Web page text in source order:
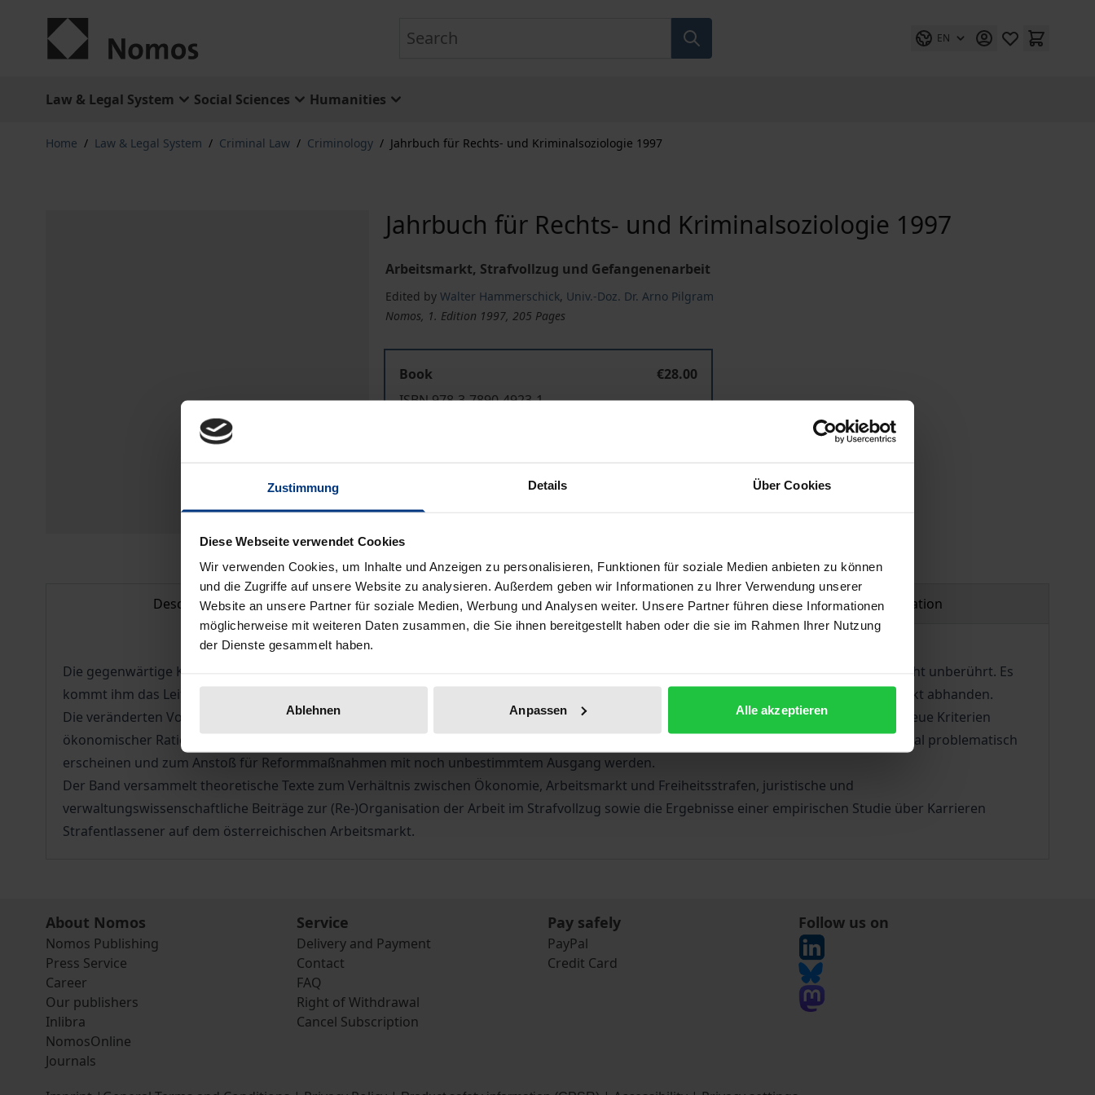
Zustimmung Details Über Cookies
Diese Webseite verwendet Cookies
Wir verwenden Cookies, um Inhalte und Anzeigen zu personalisieren, Funktionen für soziale Medien anbieten zu können
und die Zugriffe auf unsere Website zu analysieren. Außerdem geben wir Informationen zu Ihrer Verwendung unserer
Website an unsere Partner für soziale Medien, Werbung und Analysen weiter. Unsere Partner führen diese Informationen
möglicherweise mit weiteren Daten zusammen, die Sie ihnen bereitgestellt haben oder die sie im Rahmen Ihrer Nutzung
der Dienste gesammelt haben.
Ablehnen Anpassen Alle akzeptieren
EN
Law & Legal System Social Sciences Humanities
Home / Law & Legal System / Criminal Law / Criminology / Jahrbuch für Rechts- und Kriminalsoziologie 1997
Jahrbuch für Rechts- und Kriminalsoziologie 1997
Arbeitsmarkt, Strafvollzug und Gefangenenarbeit
Edited by Walter Hammerschick, Univ.-Doz. Dr. Arno Pilgram
Nomos, 1. Edition 1997, 205 Pages
Book
€28.00
ISBN 978-3-7890-4923-1
Add to Wish List
Description Bibliographical data Product safety information
Die gegenwärtige Krise der Arbeitsgesellschaft und der beschäftigungsorientierten staatlichen Wohlfahrtspolitik läßt den Strafvollzug nicht unberührt. Es
kommt ihm das Leitbild (bzw. die Rechtfertigungslegende) der beruflichen Reintegration der Entlassenen in den Arbeits- und Konsummarkt abhanden.
Die veränderten Voraussetzungen machen sich besonders im Ausbildungs- und Arbeitswesen des Strafvollzugs bemerkbar. Dort halten neue Kriterien
ökonomischer Rationalität und privatwirtschaftlicher Organisation Einzug. Sie lassen den Sonderweltcharakter der Anstalten wieder einmal problematisch
erscheinen und zum Anstoß für Reformmaßnahmen mit noch unbestimmtem Ausgang werden.
Der Band versammelt theoretische Texte zum Verhältnis zwischen Ökonomie, Arbeitsmarkt und Freiheitsstrafen, juristische und
verwaltungswissenschaftliche Beiträge zur (Re-)Organisation der Arbeit im Strafvollzug sowie die Ergebnisse einer empirischen Studie über Karrieren
Strafentlassener auf dem österreichischen Arbeitsmarkt.
About Nomos
Nomos Publishing
Press Service
Career
Our publishers
Inlibra
NomosOnline
Journals
Service
Delivery and Payment
Contact
FAQ
Right of Withdrawal
Cancel Subscription
Pay safely
PayPal
Credit Card
Follow us on